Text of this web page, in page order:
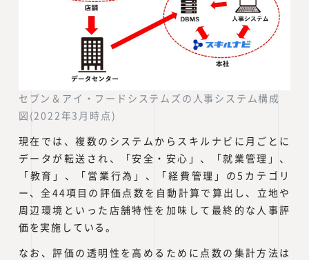
セブン＆アイ・フードシステムズの人事システム構成
図(2022年3月時点)
現在では、複数のシステムからスキルナビに月ごとに
データが転送され、「安全・安心」、「就業管理」、
「教育」、「営業行為」、「経費管理」の5カテゴリ
ー、全44項目の評価点数を自動計算で算出し、立地や
周辺環境といった店舗特性を加味して最終的な人事評
価を実施している。
なお、評価の透明性を高めるために点数の集計方法は